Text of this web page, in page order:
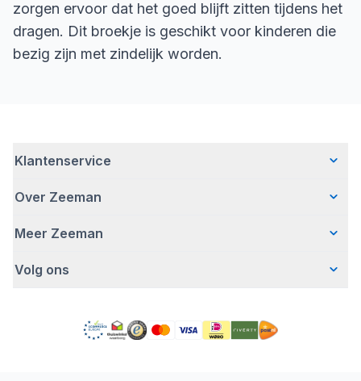
zorgen ervoor dat het goed blijft zitten tijdens het
dragen. Dit broekje is geschikt voor kinderen die
bezig zijn met zindelijk worden.
Klantenservice
Veelgestelde vragen
Bezorgen
Retourneren
Over Zeeman
Wie wij zijn
Hoe wij verantwoord ondernemen
MVO jaarverslag
Meer Zeeman
Veiligheidswaarschuwing
Gratis romperactie
Volg ons